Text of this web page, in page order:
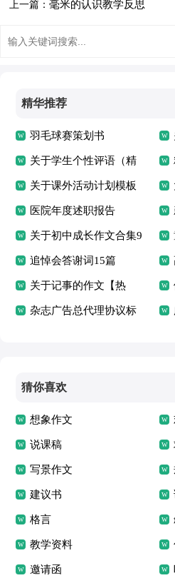
上一篇：毫米的认识教学反思
精华推荐
羽毛球赛策划书
关于学生个性评语（精
选50句）
关于课外活动计划模板
合集十篇
医院年度述职报告
关于初中成长作文合集9
篇
追悼会答谢词15篇
关于记事的作文【热
门】
杂志广告总代理协议标
猜你喜欢
想象作文
说课稿
写景作文
建议书
格言
教学资料
邀请函